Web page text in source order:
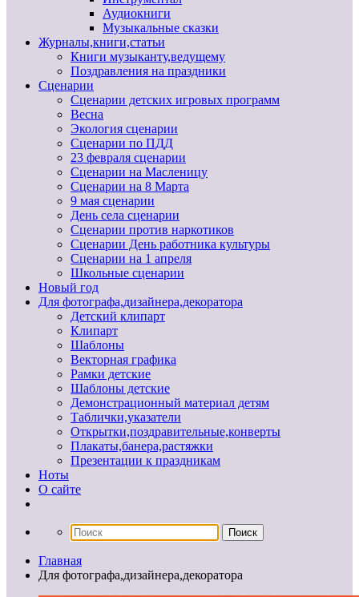
Аудиокниги
Музыкальные сказки
Журналы,книги,статьи
Книги музыканту,ведущему
Поздравления на праздники
Сценарии
Сценарии детских игровых программ
Весна
Экология сценарии
Сценарии по ПДД
23 февраля сценарии
Сценарии на Масленицу
Сценарии на 8 Марта
9 мая сценарии
День села сценарии
Сценарии против наркотиков
Сценарии День работника культуры
Сценарии на 1 апреля
Школьные сценарии
Новый год
Для фотографа,дизайнера,декоратора
Детский клипарт
Клипарт
Шаблоны
Векторная графика
Рамки детские
Шаблоны детские
Демонстрационный материал детям
Таблички,указатели
Открытки,поздравительные,конверты
Плакаты,банера,растяжки
Презентации к праздникам
Ноты
О сайте
Главная
Для фотографа,дизайнера,декоратора